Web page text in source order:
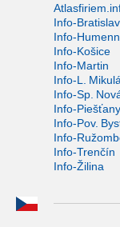
Info-
Info-
Info-Košice
Info-Martin
Info-L.
Info-Sp.
Info-Piešťany
Info-Pov.
Info-
Info-Trenčín
Info-Žilina